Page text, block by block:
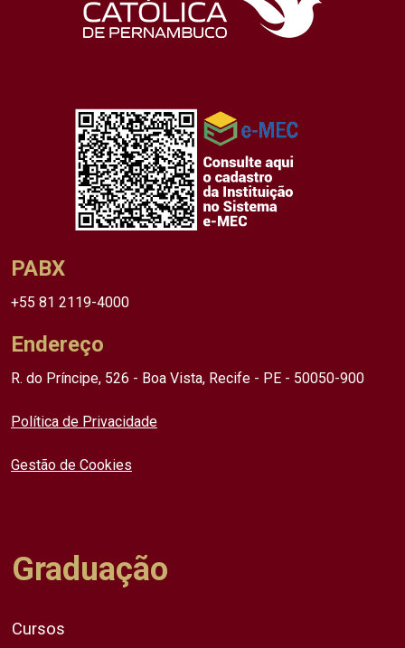
PABX
+55 81 2119-4000
Endereço
R. do Príncipe, 526 - Boa Vista, Recife - PE - 50050-900
Política de Privacidade
Gestão de Cookies
Graduação
Cursos